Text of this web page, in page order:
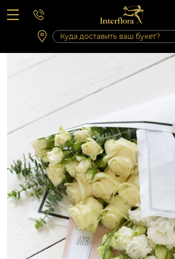
Вопросы-ответы
Сб 10:00 ‐ 14:00
Выходные и праздничные дни